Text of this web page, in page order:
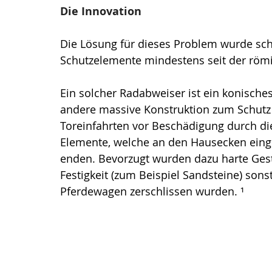
Die Innovation
Die Lösung für dieses Problem wurde
Schutzelemente mindestens seit der
Ein solcher Radabweiser ist ein
andere massive Konstruktion zum
Toreinfahrten vor Beschädigung durch
Elemente, welche an den Hausecken
enden. Bevorzugt wurden dazu harte
Festigkeit (zum Beispiel Sandsteine)
Pferdewagen zerschlissen wurden. ¹